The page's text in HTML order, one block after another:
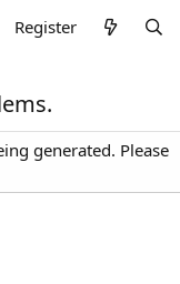
Register
generated. Please